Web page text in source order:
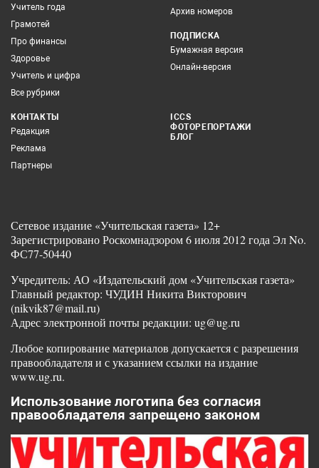
Учитель года
Грамотей
Про финансы
Здоровье
Учитель и цифра
Все рубрики
Архив номеров
ПОДПИСКА
Бумажная версия
Онлайн-версия
КОНТАКТЫ
Редакция
Реклама
Партнеры
ICCS
ФОТОРЕПОРТАЖИ
БЛОГ
Сетевое издание «Учительская газета» 12+
Зарегистрировано Роскомнадзором 6 июля 2012 года Эл No.
ФС77-50440
Учредитель: АО «Издательский дом «Учительская газета»
Главный редактор: ЧУДИН Никита Викторович
(nikvik87@mail.ru)
Адрес электронной почты редакции: ug@ug.ru
Любое копирование материалов допускается с разрешения
правообладателя и с указанием ссылки на издание
www.ug.ru.
Использование логотипа без согласия
правообладателя запрещено законом